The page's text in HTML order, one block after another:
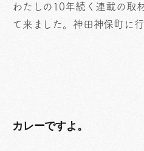
わたしの10年続く連載の取
て来ました。神田神保町に
カレーですよ。